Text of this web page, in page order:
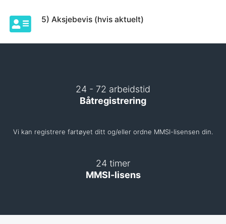
5) Aksjebevis (hvis aktuelt)
24 - 72 arbeidstid
Båtregistrering
Vi kan registrere fartøyet ditt og/eller ordne MMSI-lisensen din.
24 timer
MMSI-lisens